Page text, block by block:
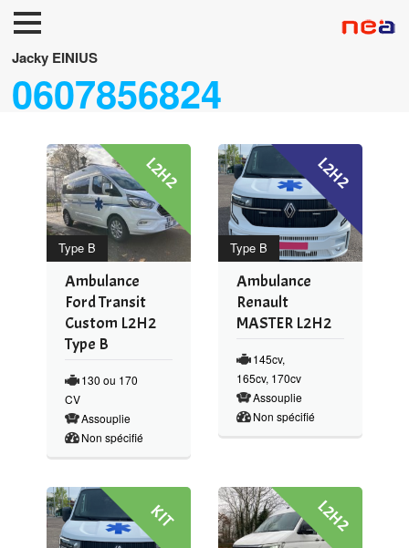
Jacky EINIUS
0607856824
Accueil
Neuf
FUNERAIRES/TPMR
Accessoires
Services
Type B
L2H2
Ambulance
Ford Transit
Custom L2H2
Type B
130 ou 170
CV
Assouplie
Non spécifié
Type B
L2H2
Ambulance
Renault
MASTER L2H2
145cv,
165cv, 170cv
Assouplie
Non spécifié
K
I
T
A
U
T
E
U
I L2H2